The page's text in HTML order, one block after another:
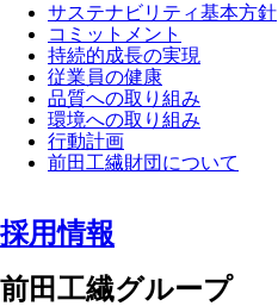
サステナビリティ基本方針
コミットメント
持続的成長の実現
従業員の健康
品質への取り組み
環境への取り組み
行動計画
前田工繊財団について
採用情報
前田工繊グループ